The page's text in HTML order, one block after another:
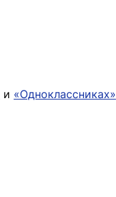
и «Одноклассниках»